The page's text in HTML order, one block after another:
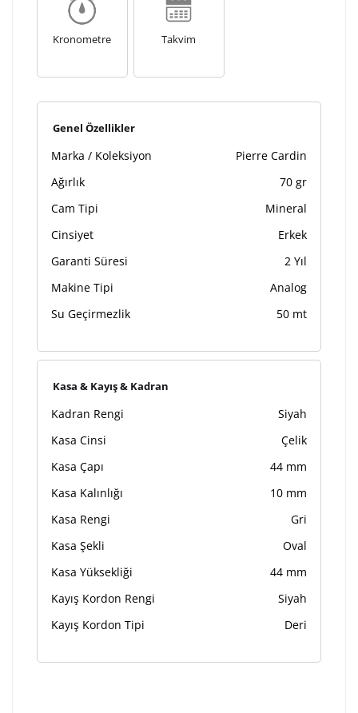
sebebi ile 1-2 iş günü uzamaktadır. Gravür İşlemi
Kronometre Takvim
Genel Özellikler
Marka / Koleksiyon
Pierre Cardin
Ağırlık
70 gr
Cam Tipi
Mineral
Cinsiyet
Erkek
Garanti Süresi
2 Yıl
Makine Tipi
Analog
Su Geçirmezlik
50 mt
Kasa & Kayış & Kadran
Kadran Rengi
Siyah
Kasa Cinsi
Çelik
Kasa Çapı
44 mm
Kasa Kalınlığı
10 mm
Kasa Rengi
Gri
Kasa Şekli
Oval
Kasa Yüksekliği
44 mm
Kayış Kordon Rengi
Siyah
Kayış Kordon Tipi
Deri